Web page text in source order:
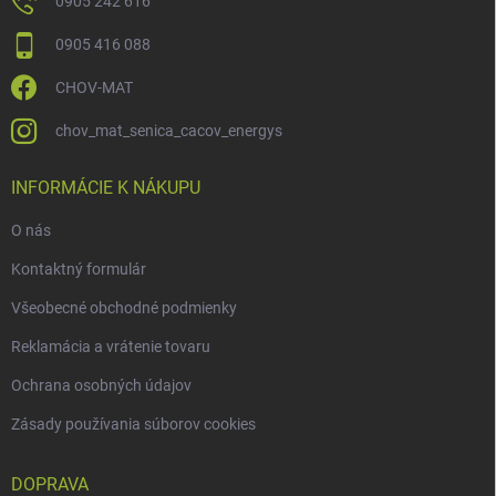
0905 416 088
CHOV-MAT
chov_mat_senica_cacov_energys
INFORMÁCIE K NÁKUPU
O nás
Kontaktný formulár
Všeobecné obchodné podmienky
Reklamácia a vrátenie tovaru
Ochrana osobných údajov
Zásady používania súborov cookies
DOPRAVA